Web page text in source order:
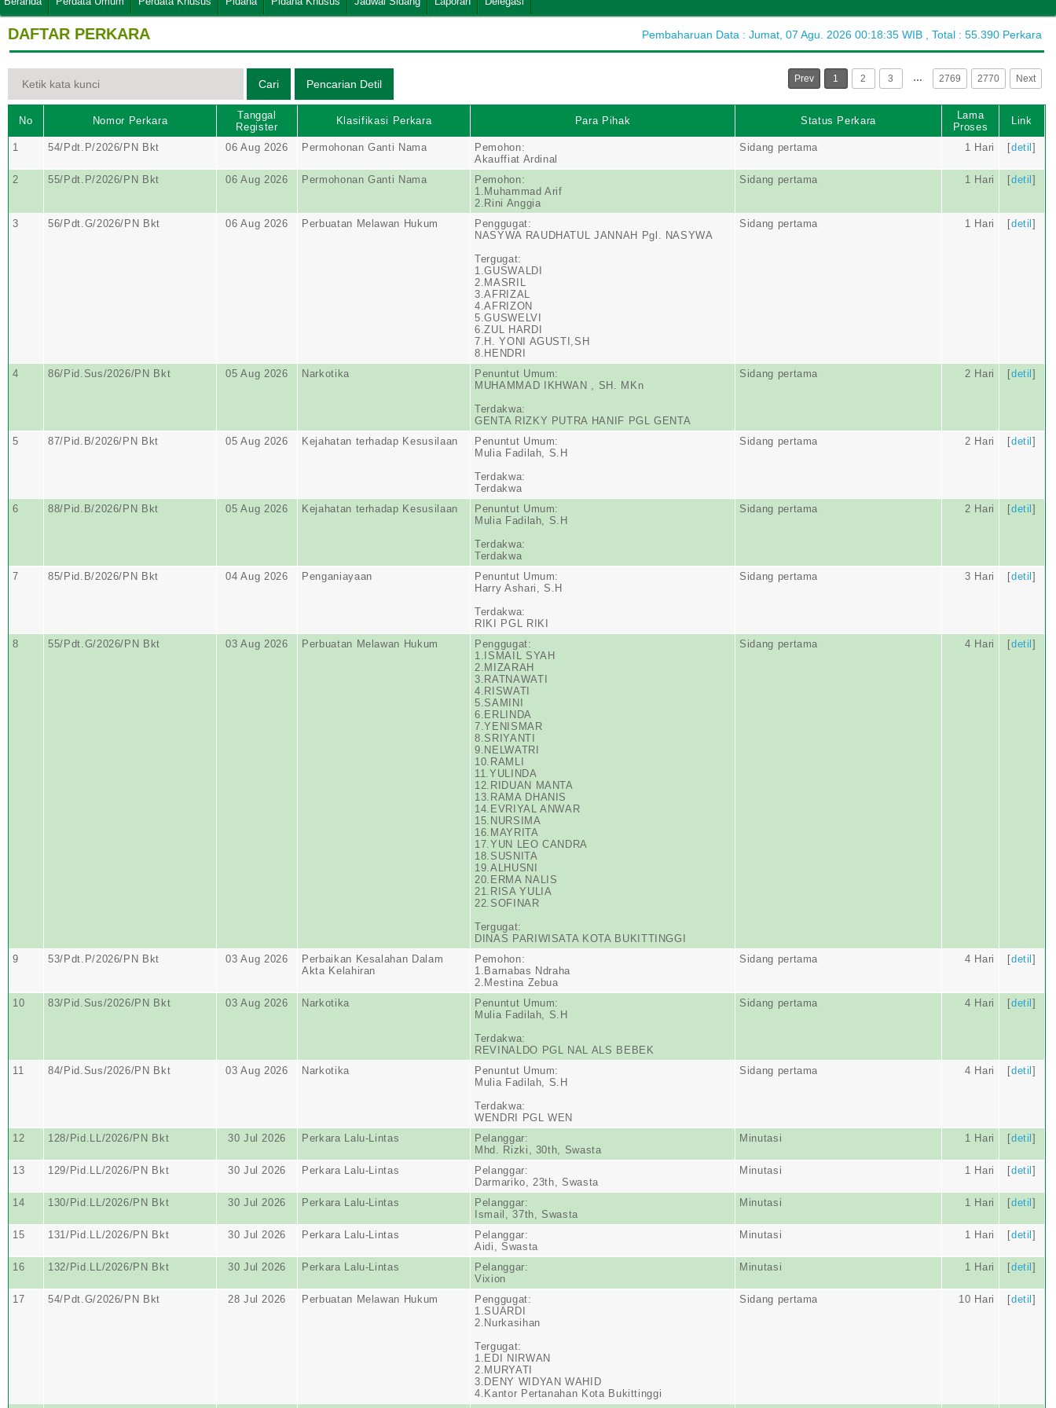
DAFTAR PERKARA Pembaharuan Data : Jumat, 07 Agu. 2026 00:18:35 WIB , Total : 55.390 Perkara
Prev 1 2 3 … 2769 2770 Next
No Nomor Perkara
Tanggal
Register
Klasifikasi Perkara Para Pihak Status Perkara
Lama
Proses
Link
1 54/Pdt.P/2026/PN Bkt 06 Aug 2026 Permohonan Ganti Nama
Pemohon:
Akauffiat Ardinal
Sidang pertama 1 Hari [detil]
2 55/Pdt.P/2026/PN Bkt 06 Aug 2026 Permohonan Ganti Nama
Pemohon:
1.Muhammad Arif
2.Rini Anggia
Sidang pertama 1 Hari [detil]
3 56/Pdt.G/2026/PN Bkt 06 Aug 2026 Perbuatan Melawan Hukum
Penggugat:
NASYWA RAUDHATUL JANNAH Pgl. NASYWA
Tergugat:
1.GUSWALDI
2.MASRIL
3.AFRIZAL
4.AFRIZON
5.GUSWELVI
6.ZUL HARDI
7.H. YONI AGUSTI,SH
8.HENDRI
Sidang pertama 1 Hari [detil]
4 86/Pid.Sus/2026/PN Bkt 05 Aug 2026 Narkotika
Penuntut Umum:
MUHAMMAD IKHWAN , SH. MKn
Terdakwa:
GENTA RIZKY PUTRA HANIF PGL GENTA
Sidang pertama 2 Hari [detil]
5 87/Pid.B/2026/PN Bkt 05 Aug 2026 Kejahatan terhadap Kesusilaan
Penuntut Umum:
Mulia Fadilah, S.H
Terdakwa:
Terdakwa
Sidang pertama 2 Hari [detil]
6 88/Pid.B/2026/PN Bkt 05 Aug 2026 Kejahatan terhadap Kesusilaan
Penuntut Umum:
Mulia Fadilah, S.H
Terdakwa:
Terdakwa
Sidang pertama 2 Hari [detil]
7 85/Pid.B/2026/PN Bkt 04 Aug 2026 Penganiayaan
Penuntut Umum:
Harry Ashari, S.H
Terdakwa:
RIKI PGL RIKI
Sidang pertama 3 Hari [detil]
8 55/Pdt.G/2026/PN Bkt 03 Aug 2026 Perbuatan Melawan Hukum
Penggugat:
1.ISMAIL SYAH
2.MIZARAH
3.RATNAWATI
4.RISWATI
5.SAMINI
6.ERLINDA
7.YENISMAR
8.SRIYANTI
9.NELWATRI
10.RAMLI
11.YULINDA
12.RIDUAN MANTA
13.RAMA DHANIS
14.EVRIYAL ANWAR
15.NURSIMA
16.MAYRITA
17.YUN LEO CANDRA
18.SUSNITA
19.ALHUSNI
20.ERMA NALIS
21.RISA YULIA
22.SOFINAR
Tergugat:
DINAS PARIWISATA KOTA BUKITTINGGI
Sidang pertama 4 Hari [detil]
9 53/Pdt.P/2026/PN Bkt 03 Aug 2026
Perbaikan Kesalahan Dalam
Akta Kelahiran
Pemohon:
1.Barnabas Ndraha
2.Mestina Zebua
Sidang pertama 4 Hari [detil]
10 83/Pid.Sus/2026/PN Bkt 03 Aug 2026 Narkotika
Penuntut Umum:
Mulia Fadilah, S.H
Terdakwa:
REVINALDO PGL NAL ALS BEBEK
Sidang pertama 4 Hari [detil]
11 84/Pid.Sus/2026/PN Bkt 03 Aug 2026 Narkotika
Penuntut Umum:
Mulia Fadilah, S.H
Terdakwa:
WENDRI PGL WEN
Sidang pertama 4 Hari [detil]
12 128/Pid.LL/2026/PN Bkt 30 Jul 2026 Perkara Lalu-Lintas
Pelanggar:
Mhd. Rizki, 30th, Swasta
Minutasi 1 Hari [detil]
13 129/Pid.LL/2026/PN Bkt 30 Jul 2026 Perkara Lalu-Lintas
Pelanggar:
Darmariko, 23th, Swasta
Minutasi 1 Hari [detil]
14 130/Pid.LL/2026/PN Bkt 30 Jul 2026 Perkara Lalu-Lintas
Pelanggar:
Ismail, 37th, Swasta
Minutasi 1 Hari [detil]
15 131/Pid.LL/2026/PN Bkt 30 Jul 2026 Perkara Lalu-Lintas
Pelanggar:
Aidi, Swasta
Minutasi 1 Hari [detil]
16 132/Pid.LL/2026/PN Bkt 30 Jul 2026 Perkara Lalu-Lintas
Pelanggar:
Vixion
Minutasi 1 Hari [detil]
17 54/Pdt.G/2026/PN Bkt 28 Jul 2026 Perbuatan Melawan Hukum
Penggugat:
1.SUARDI
2.Nurkasihan
Tergugat:
1.EDI NIRWAN
2.MURYATI
3.DENY WIDYAN WAHID
4.Kantor Pertanahan Kota Bukittinggi
Sidang pertama 10 Hari [detil]